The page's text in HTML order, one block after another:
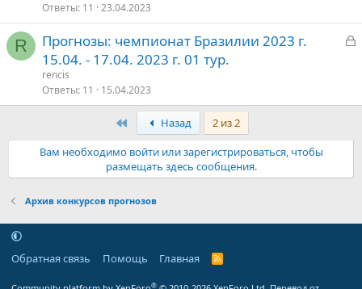
т
Ответы 11 23.04.2023
R
З
Прогнозы: чемпионат Бразилии 2023 г.
15.04. - 17.04. 2023 г. 01 тур.
rencis
Ответы 11 15.04.2023
ПервыйНазад
2 из 2
Вам необходимо войти или зарегистрироваться, чтобы
размещать здесь сообщения.
Архив конкурсов прогнозов
Обратная связь Помощь Главная
R
®